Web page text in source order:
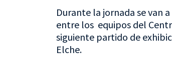
Durante la jornada se van
entre los equipos del
siguiente partido de
Elche.